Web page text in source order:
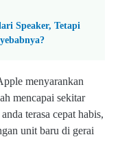
Speaker, Tetapi
menyarankan
mencapai sekitar
terasa cepat habis,
unit baru di gerai